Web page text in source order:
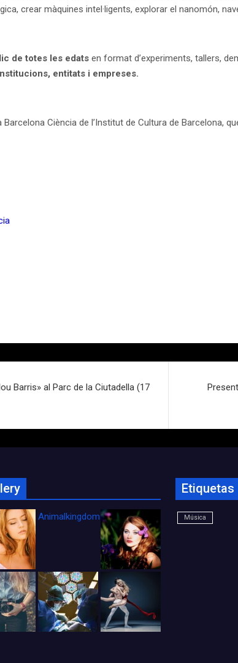
crear màquines intel·ligents, explorar el nanomón,
de totes les edats en format d’experiments, tallers,
entitats i empreses.
Ciència de l’Institut de Cultura de Barcelona,
Barris» al Parc de la Ciutadella (17
Animalkingdom_FichaCine
Etiquetas
Música